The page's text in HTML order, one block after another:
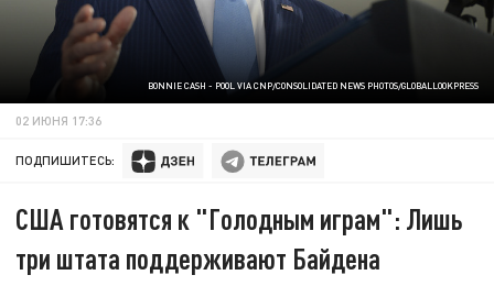
BONNIE CASH - POOL VIA CNP/CONSOLIDATED NEWS PHOTOS/GLOBALLOOKPRESS
02 ИЮНЯ 17:36
ПОДПИШИТЕСЬ:
США готовятся к "Голодным играм": Лишь
три штата поддерживают Байдена